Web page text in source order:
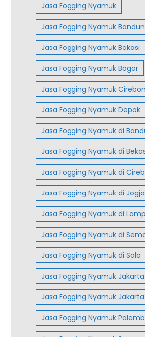
Jasa Fogging Nyamuk
Jasa Fogging Nyamuk
Jasa Fogging Nyamuk Bekasi
Jasa Fogging Nyamuk Bogor
Jasa Fogging Nyamuk Cirebon
Jasa Fogging Nyamuk Depok
Jasa Fogging Nyamuk di
Jasa Fogging Nyamuk di
Jasa Fogging Nyamuk di
Jasa Fogging Nyamuk di Jogja
Jasa Fogging Nyamuk di
Jasa Fogging Nyamuk di
Jasa Fogging Nyamuk di Solo
Jasa Fogging Nyamuk Jakarta
Jasa Fogging Nyamuk
Jasa Fogging Nyamuk